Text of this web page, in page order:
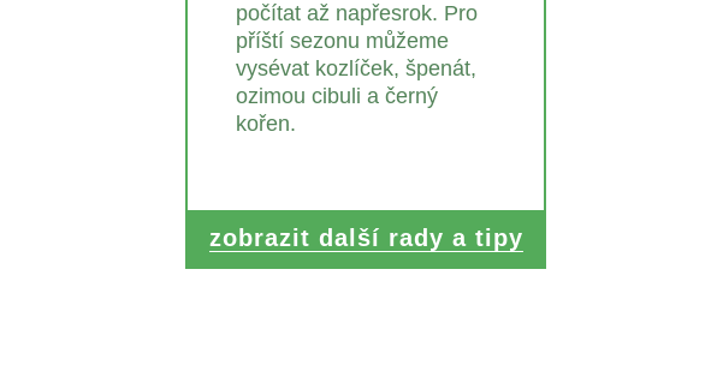
počítat až napřesrok. Pro
příští sezonu můžeme
vysévat kozlíček, špenát,
ozimou cibuli a černý
kořen.
zobrazit další rady a tipy